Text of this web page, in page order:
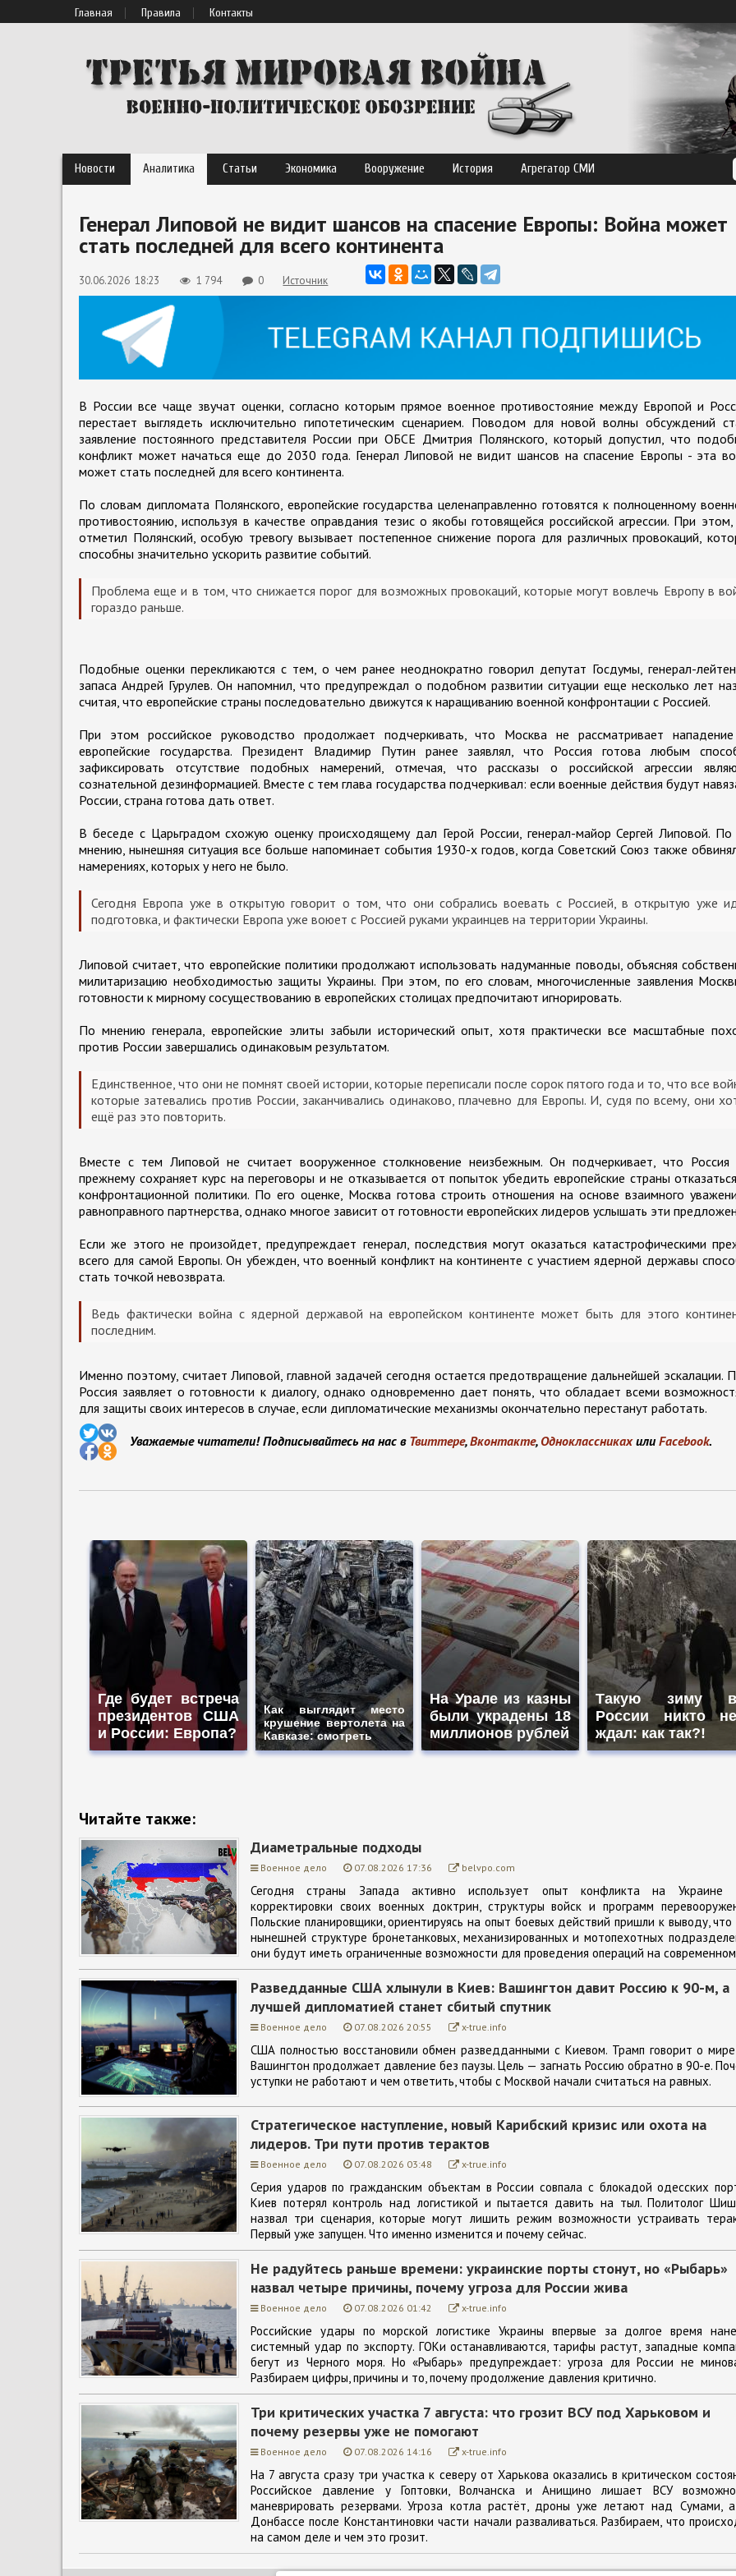
Главная Правила Контакты
Новости Аналитика Статьи Экономика Вооружение История Агрегатор СМИ
Генерал Липовой не видит шансов на спасение Европы: Война может
стать последней для всего континента
30.06.2026 18:23 1 794 0 Источник
В России все чаще звучат оценки, согласно которым прямое военное противостояние между Европой и
перестает выглядеть исключительно гипотетическим сценарием. Поводом для новой волны обсуждений
заявление постоянного представителя России при ОБСЕ Дмитрия Полянского, который допустил, что
конфликт может начаться еще до 2030 года. Генерал Липовой не видит шансов на спасение Европы - эта
может стать последней для всего континента.
По словам дипломата Полянского, европейские государства целенаправленно готовятся к полноценному
противостоянию, используя в качестве оправдания тезис о якобы готовящейся российской агрессии. При этом,
отметил Полянский, особую тревогу вызывает постепенное снижение порога для различных провокаций,
способны значительно ускорить развитие событий.
Проблема еще и в том, что снижается порог для возможных провокаций, которые могут вовлечь Европу в
гораздо раньше.
Подобные оценки перекликаются с тем, о чем ранее неоднократно говорил депутат Госдумы, генерал-
запаса Андрей Гурулев. Он напомнил, что предупреждал о подобном развитии ситуации еще несколько лет
считая, что европейские страны последовательно движутся к наращиванию военной конфронтации с Россией.
При этом российское руководство продолжает подчеркивать, что Москва не рассматривает
европейские государства. Президент Владимир Путин ранее заявлял, что Россия готова любым
зафиксировать отсутствие подобных намерений, отмечая, что рассказы о российской агрессии
сознательной дезинформацией. Вместе с тем глава государства подчеркивал: если военные действия будут
России, страна готова дать ответ.
В беседе с Царьградом схожую оценку происходящему дал Герой России, генерал-майор Сергей Липовой. По
мнению, нынешняя ситуация все больше напоминает события 1930-х годов, когда Советский Союз также
намерениях, которых у него не было.
Сегодня Европа уже в открытую говорит о том, что они собрались воевать с Россией, в открытую уже
подготовка, и фактически Европа уже воюет с Россией руками украинцев на территории Украины.
Липовой считает, что европейские политики продолжают использовать надуманные поводы, объясняя
милитаризацию необходимостью защиты Украины. При этом, по его словам, многочисленные заявления
готовности к мирному сосуществованию в европейских столицах предпочитают игнорировать.
По мнению генерала, европейские элиты забыли исторический опыт, хотя практически все масштабные
против России завершались одинаковым результатом.
Единственное, что они не помнят своей истории, которые переписали после сорок пятого года и то, что все
которые затевались против России, заканчивались одинаково, плачевно для Европы. И, судя по всему, они
ещё раз это повторить.
Вместе с тем Липовой не считает вооруженное столкновение неизбежным. Он подчеркивает, что
прежнему сохраняет курс на переговоры и не отказывается от попыток убедить европейские страны
конфронтационной политики. По его оценке, Москва готова строить отношения на основе взаимного
равноправного партнерства, однако многое зависит от готовности европейских лидеров услышать эти
Если же этого не произойдет, предупреждает генерал, последствия могут оказаться катастрофическими
всего для самой Европы. Он убежден, что военный конфликт на континенте с участием ядерной державы
стать точкой невозврата.
Ведь фактически война с ядерной державой на европейском континенте может быть для этого
последним.
Именно поэтому, считает Липовой, главной задачей сегодня остается предотвращение дальнейшей эскалации.
Россия заявляет о готовности к диалогу, однако одновременно дает понять, что обладает всеми
для защиты своих интересов в случае, если дипломатические механизмы окончательно перестанут работать.
Уважаемые читатели! Подписывайтесь на нас в Твиттере,Вконтакте, Одноклассникахили Facebook.
Где будет встреча
президентов США
и России: Европа?
Как выглядит место
крушение вертолета на
Кавказе: смотреть
На Урале из казны
были украдены 18
миллионов рублей
Такую зиму в
России никто не
ждал: как так?!
Читайте также:
Диаметральные подходы
Военное дело 07.08.2026 17:36 belvpo.com
Сегодня страны Запада активно использует опыт конфликта на Украине
корректировки своих военных доктрин, структуры войск и программ
Польские планировщики, ориентируясь на опыт боевых действий пришли к выводу, что
нынешней структуре бронетанковых, механизированных и мотопехотных
они будут иметь ограниченные возможности для проведения операций на
Разведданные США хлынули в Киев: Вашингтон давит Россию к 90-м, а
лучшей дипломатией станет сбитый спутник
Военное дело 07.08.2026 20:55 x-true.info
США полностью восстановили обмен разведданными с Киевом. Трамп говорит о
Вашингтон продолжает давление без паузы. Цель — загнать Россию обратно в 90-е.
уступки не работают и чем ответить, чтобы с Москвой начали считаться на равных.
Стратегическое наступление, новый Карибский кризис или охота на
лидеров. Три пути против терактов
Военное дело 07.08.2026 03:48 x-true.info
Серия ударов по гражданским объектам в России совпала с блокадой одесских
Киев потерял контроль над логистикой и пытается давить на тыл. Политолог
назвал три сценария, которые могут лишить режим возможности устраивать
Первый уже запущен. Что именно изменится и почему сейчас.
Не радуйтесь раньше времени: украинские порты стонут, но «Рыбарь»
назвал четыре причины, почему угроза для России жива
Военное дело 07.08.2026 01:42 x-true.info
Российские удары по морской логистике Украины впервые за долгое время
системный удар по экспорту. ГОКи останавливаются, тарифы растут, западные
бегут из Черного моря. Но «Рыбарь» предупреждает: угроза для России не
Разбираем цифры, причины и то, почему продолжение давления критично.
Три критических участка 7 августа: что грозит ВСУ под Харьковом и
почему резервы уже не помогают
Военное дело 07.08.2026 14:16 x-true.info
На 7 августа сразу три участка к северу от Харькова оказались в критическом
Российское давление у Гоптовки, Волчанска и Анищино лишает ВСУ
маневрировать резервами. Угроза котла растёт, дроны уже летают над Сумами,
Донбассе после Константиновки части начали разваливаться. Разбираем, что
на самом деле и чем это грозит.